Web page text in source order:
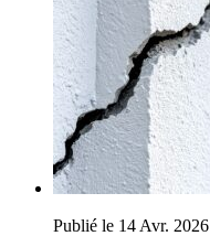
Publié le 14 Avr. 2026